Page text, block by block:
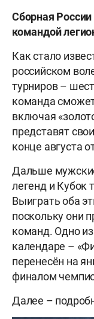
Сборная России
командой
Как стало
российском
турниров –
команда
включая
представят
конце августа
Дальше
легенд и Кубок
Выиграть оба
поскольку они
команд. Одно
календаре –
перенесён на
финалом
Далее –